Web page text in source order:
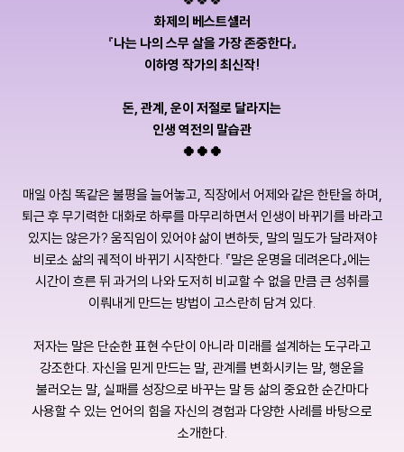
화제의 베스트셀러
『나는 나의 스무 살을 가장 존중한다』
이하영 작가의 최신작!
돈, 관계, 운이 저절로 달라지는
인생 역전의 말습관
🍀🍀🍀
매일 아침 똑같은 불평을 늘어놓고, 직장에서 어제와 같은 한탄을 하며,
퇴근 후 무기력한 대화로 하루를 마무리하면서 인생이 바뀌기를 바라고
있지는 않은가? 움직임이 있어야 삶이 변하듯, 말의 밀도가 달라져야
비로소 삶의 궤적이 바뀌기 시작한다. 『말은 운명을 데려온다』에는
시간이 흐른 뒤 과거의 나와 도저히 비교할 수 없을 만큼 큰 성취를
이뤄내게 만드는 방법이 고스란히 담겨 있다.
저자는 말은 단순한 표현 수단이 아니라 미래를 설계하는 도구라고
강조한다. 자신을 믿게 만드는 말, 관계를 변화시키는 말, 행운을
불러오는 말, 실패를 성장으로 바꾸는 말 등 삶의 중요한 순간마다
사용할 수 있는 언어의 힘을 자신의 경험과 다양한 사례를 바탕으로
소개한다.